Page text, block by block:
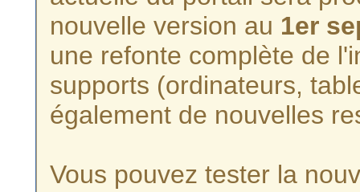
nouvelle version au 1er
une refonte complète de
supports (ordinateurs,
également de nouvelles
Vous pouvez tester la